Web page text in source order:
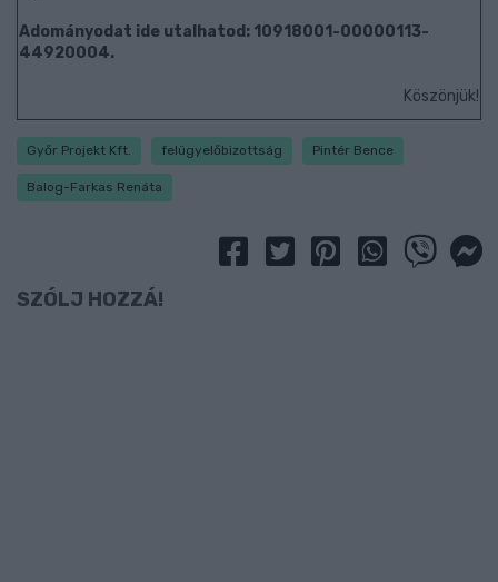
Adományodat ide utalhatod: 10918001-00000113-
44920004.
Köszönjük!
Győr Projekt Kft. felügyelőbizottság Pintér Bence
Balog-Farkas Renáta
SZÓLJ HOZZÁ!